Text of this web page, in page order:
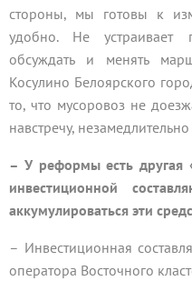
стороны, мы готовы к
удобно. Не
обсуждать и менять
Косулино Белоярского
то, что мусоровоз не
навстречу,
– У реформы есть другая
инвестиционной
аккумулироваться эти
– Инвестиционная
оператора Восточного